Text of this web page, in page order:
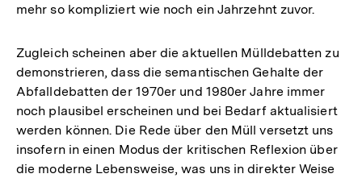
Fußnote
mehr so kompliziert wie noch ein Jahrzehnt zuvor.
Zugleich scheinen aber die aktuellen Mülldebatten zu
demonstrieren, dass die semantischen Gehalte der
Abfalldebatten der 1970er und 1980er Jahre immer
noch plausibel erscheinen und bei Bedarf aktualisiert
werden können. Die Rede über den Müll versetzt uns
insofern in einen Modus der kritischen Reflexion über
die moderne Lebensweise, was uns in direkter Weise